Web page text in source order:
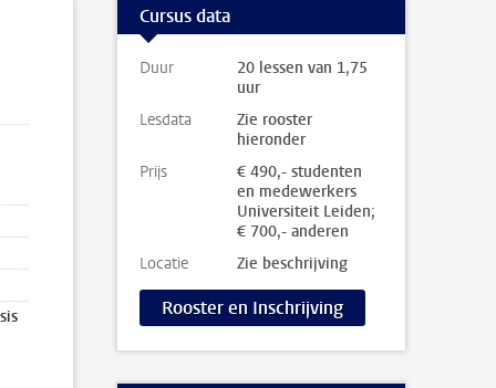
Cursus data
Duur
20 lessen van 1,75
uur
Lesdata
Zie rooster
hieronder
Prijs
€ 490,- studenten
en medewerkers
Universiteit Leiden;
€ 700,- anderen
Locatie
Zie beschrijving
Rooster en Inschrijving